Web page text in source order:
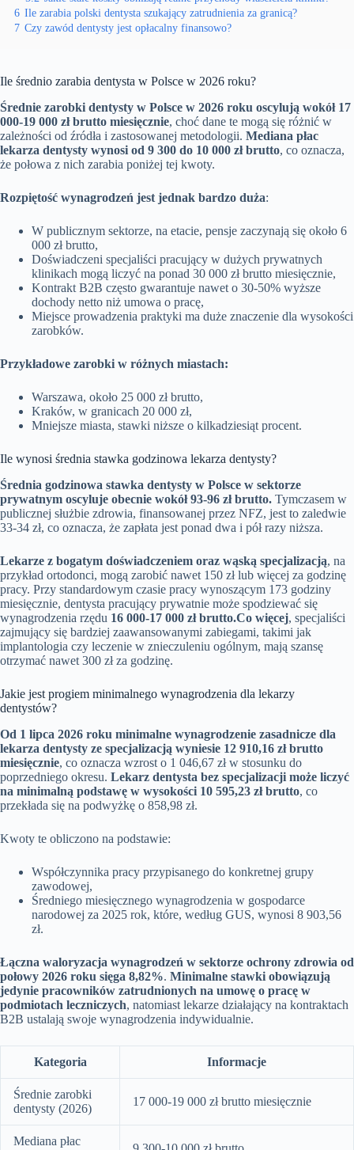
6 Ile zarabia polski dentysta szukający zatrudnienia za granicą?
7 Czy zawód dentysty jest opłacalny finansowo?
Ile średnio zarabia dentysta w Polsce w 2026 roku?
Średnie zarobki dentysty w Polsce w 2026 roku oscylują wokół 17
000-19 000 zł brutto miesięcznie, choć dane te mogą się różnić w
zależności od źródła i zastosowanej metodologii. Mediana płac
lekarza dentysty wynosi od 9 300 do 10 000 zł brutto, co oznacza,
że połowa z nich zarabia poniżej tej kwoty.
Rozpiętość wynagrodzeń jest jednak bardzo duża:
W publicznym sektorze, na etacie, pensje zaczynają się około 6
000 zł brutto,
Doświadczeni specjaliści pracujący w dużych prywatnych
klinikach mogą liczyć na ponad 30 000 zł brutto miesięcznie,
Kontrakt B2B często gwarantuje nawet o 30-50% wyższe
dochody netto niż umowa o pracę,
Miejsce prowadzenia praktyki ma duże znaczenie dla wysokości
zarobków.
Przykładowe zarobki w różnych miastach:
Warszawa, około 25 000 zł brutto,
Kraków, w granicach 20 000 zł,
Mniejsze miasta, stawki niższe o kilkadziesiąt procent.
Ile wynosi średnia stawka godzinowa lekarza dentysty?
Średnia godzinowa stawka dentysty w Polsce w sektorze
prywatnym oscyluje obecnie wokół 93-96 zł brutto. Tymczasem w
publicznej służbie zdrowia, finansowanej przez NFZ, jest to zaledwie
33-34 zł, co oznacza, że zapłata jest ponad dwa i pół razy niższa.
Lekarze z bogatym doświadczeniem oraz wąską specjalizacją, na
przykład ortodonci, mogą zarobić nawet 150 zł lub więcej za godzinę
pracy. Przy standardowym czasie pracy wynoszącym 173 godziny
miesięcznie, dentysta pracujący prywatnie może spodziewać się
wynagrodzenia rzędu 16 000-17 000 zł brutto.Co więcej, specjaliści
zajmujący się bardziej zaawansowanymi zabiegami, takimi jak
implantologia czy leczenie w znieczuleniu ogólnym, mają szansę
otrzymać nawet 300 zł za godzinę.
Jakie jest progiem minimalnego wynagrodzenia dla lekarzy
dentystów?
Od 1 lipca 2026 roku minimalne wynagrodzenie zasadnicze dla
lekarza dentysty ze specjalizacją wyniesie 12 910,16 zł brutto
miesięcznie, co oznacza wzrost o 1 046,67 zł w stosunku do
poprzedniego okresu. Lekarz dentysta bez specjalizacji może liczyć
na minimalną podstawę w wysokości 10 595,23 zł brutto, co
przekłada się na podwyżkę o 858,98 zł.
Kwoty te obliczono na podstawie:
Współczynnika pracy przypisanego do konkretnej grupy
zawodowej,
Średniego miesięcznego wynagrodzenia w gospodarce
narodowej za 2025 rok, które, według GUS, wynosi 8 903,56
zł.
Łączna waloryzacja wynagrodzeń w sektorze ochrony zdrowia od
połowy 2026 roku sięga 8,82%. Minimalne stawki obowiązują
jedynie pracowników zatrudnionych na umowę o pracę w
podmiotach leczniczych, natomiast lekarze działający na kontraktach
B2B ustalają swoje wynagrodzenia indywidualnie.
Kategoria Informacje
Średnie zarobki
dentysty (2026)
17 000-19 000 zł brutto miesięcznie
Mediana płac